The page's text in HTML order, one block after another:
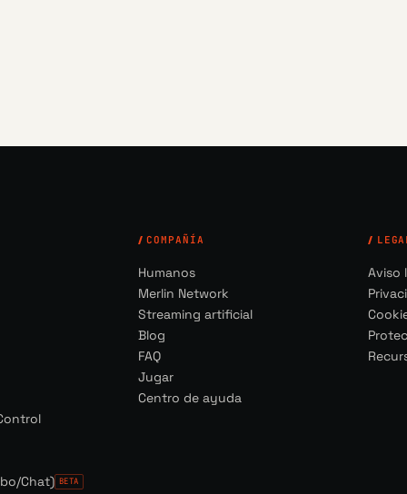
Chat) BETA
COMPAÑÍA
Humanos
Merlin Network
Streaming artificial
Blog
FAQ
Jugar
Centro de ayuda
Aviso